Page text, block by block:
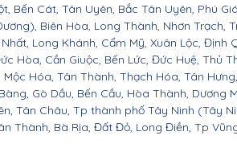
Bến Cát, Tân Uyên, Bắc Tân Uyên, Phú
Biên Hòa, Long Thành, Nhơn Trạch,
Long Khánh, Cẩm Mỹ, Xuân Lộc, Định
Hòa, Cần Giuộc, Bến Lức, Đức Huệ, Thủ
Mộc Hóa, Tân Thành, Thạch Hóa, Tân
Gò Dầu, Bến Cầu, Hòa Thành, Dương
Tân Châu, Tp thành phố Tây Ninh (Tây
Thành, Bà Rịa, Đất Đỏ, Long Điền, Tp